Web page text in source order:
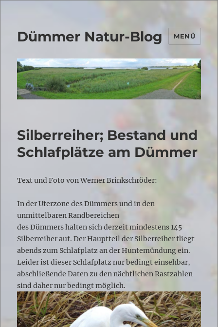
Dümmer Natur-Blog MENÜ
Silberreiher; Bestand und
Schlafplätze am Dümmer
Text und Foto von Werner Brinkschröder:
In der Uferzone des Dümmers und in den
unmittelbaren Randbereichen
des Dümmers halten sich derzeit mindestens 145
Silberreiher auf. Der Hauptteil der Silberreiher fliegt
abends zum Schlafplatz an der Huntemündung ein.
Leider ist dieser Schlafplatz nur bedingt einsehbar,
abschließende Daten zu den nächtlichen Rastzahlen
sind daher nur bedingt möglich.